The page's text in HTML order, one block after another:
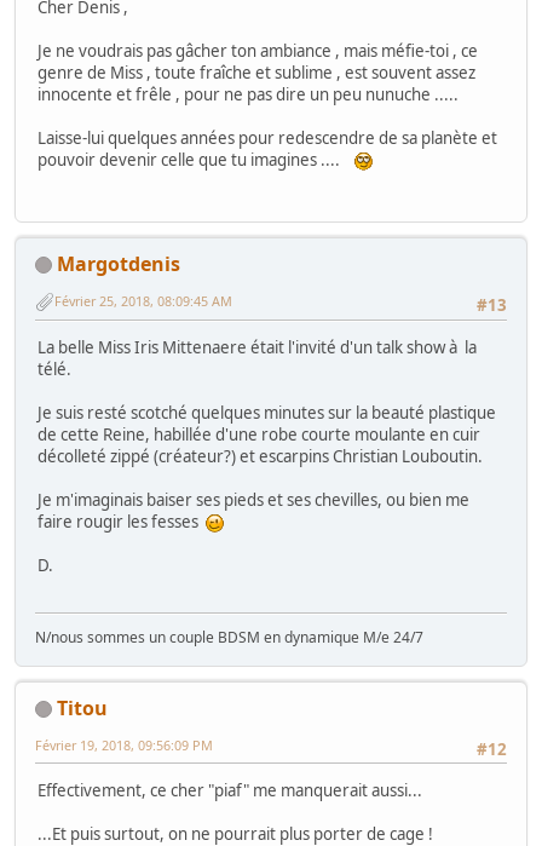
Cher Denis ,
Je ne voudrais pas gâcher ton ambiance , mais méfie-toi , ce
genre de Miss , toute fraîche et sublime , est souvent assez
innocente et frêle , pour ne pas dire un peu nunuche .....
Laisse-lui quelques années pour redescendre de sa planète et
pouvoir devenir celle que tu imagines ....
Margotdenis
#13
Février 25, 2018, 08:09:45 AM
La belle Miss Iris Mittenaere était l'invité d'un talk show à la
télé.
Je suis resté scotché quelques minutes sur la beauté plastique
de cette Reine, habillée d'une robe courte moulante en cuir
décolleté zippé (créateur?) et escarpins Christian Louboutin.
Je m'imaginais baiser ses pieds et ses chevilles, ou bien me
faire rougir les fesses
D.
N/nous sommes un couple BDSM en dynamique M/e 24/7
Titou
#12
Février 19, 2018, 09:56:09 PM
Effectivement, ce cher "piaf" me manquerait aussi...
...Et puis surtout, on ne pourrait plus porter de cage !